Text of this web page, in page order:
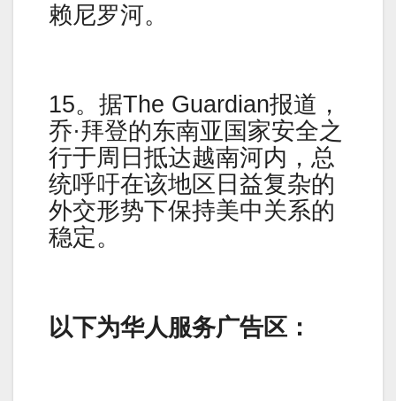
赖尼罗河。
15。据The Guardian报道，
乔·拜登的东南亚国家安全之
行于周日抵达越南河内，总
统呼吁在该地区日益复杂的
外交形势下保持美中关系的
稳定。
以下为华人服务广告区：